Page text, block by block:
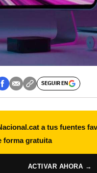
SEGUIR EN
a tus fuentes
forma gratuita
ACTIVAR AHORA →